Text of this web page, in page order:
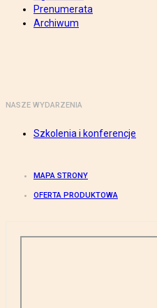
Prenumerata
Archiwum
NASZE WYDARZENIA
Szkolenia i konferencje
MAPA STRONY
OFERTA PRODUKTOWA